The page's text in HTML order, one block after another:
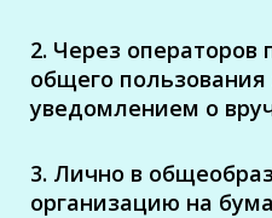
2. Через операторов
общего
уведомлением о
3. Лично в
организацию на